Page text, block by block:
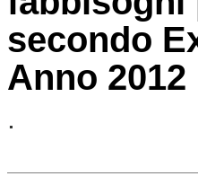
secondo
Anno 2012
.